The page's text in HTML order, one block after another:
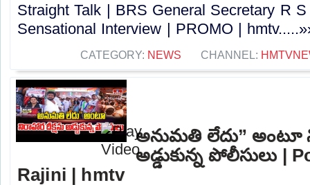
Straight Talk | BRS General Secretary R
Sensational Interview | PROMO |
CATEGORY: NEWS CHANNEL:
అనుమతి లేదు” అంటూ
అడ్డుకున్న పోలీసులు |
Rajini | hmtv